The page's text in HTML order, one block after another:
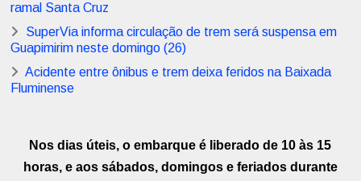
ramal Santa Cruz
SuperVia informa circulação de trem será suspensa em
Guapimirim neste domingo (26)
Acidente entre ônibus e trem deixa feridos na Baixada
Fluminense
Nos dias úteis, o embarque é liberado de 10 às 15
horas, e aos sábados, domingos e feriados durante